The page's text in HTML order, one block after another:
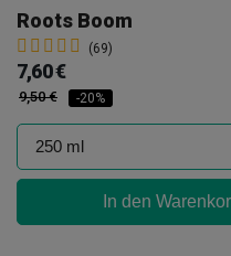
Roots Boom
(69)
7,60 €
9,50 € -20%
In den